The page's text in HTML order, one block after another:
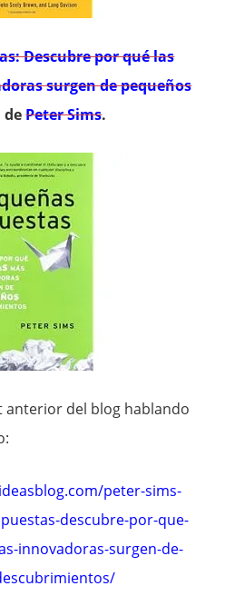
Descubre por qué las
surgen de pequeños
dePeter Sims.
anterior del blog hablando
peter-sims-
descubre-por-que-
innovadoras-surgen-de-